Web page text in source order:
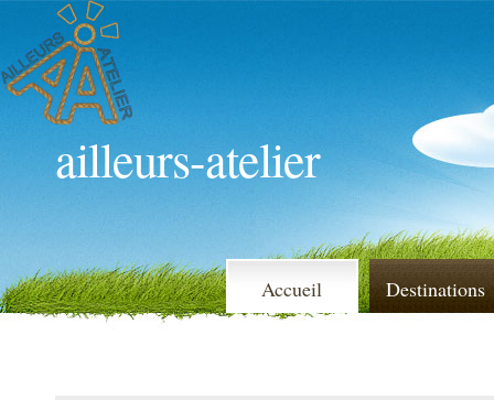
ailleurs-atelier
Accueil Destinations